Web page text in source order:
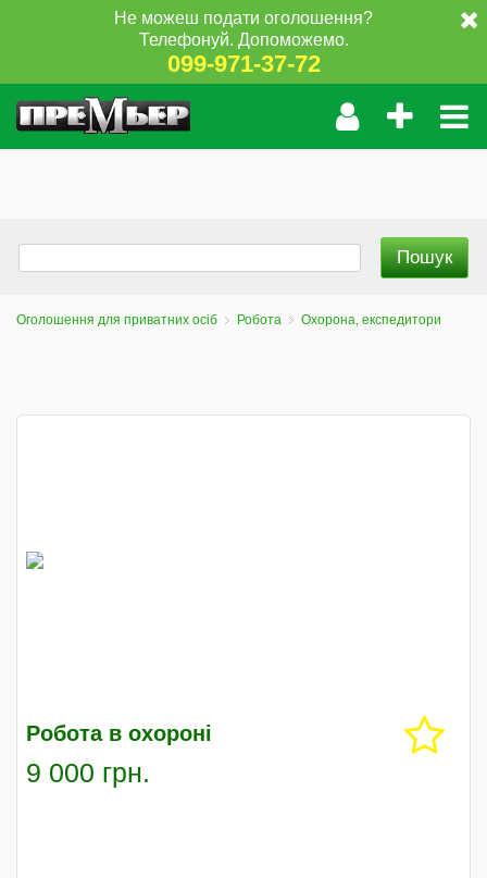
Не можеш подати оголошення?
Телефонуй. Допоможемо.
099-971-37-72
Оголошення для приватних осіб Робота Охорона, експедитори
Робота в охороні
9 000 грн.